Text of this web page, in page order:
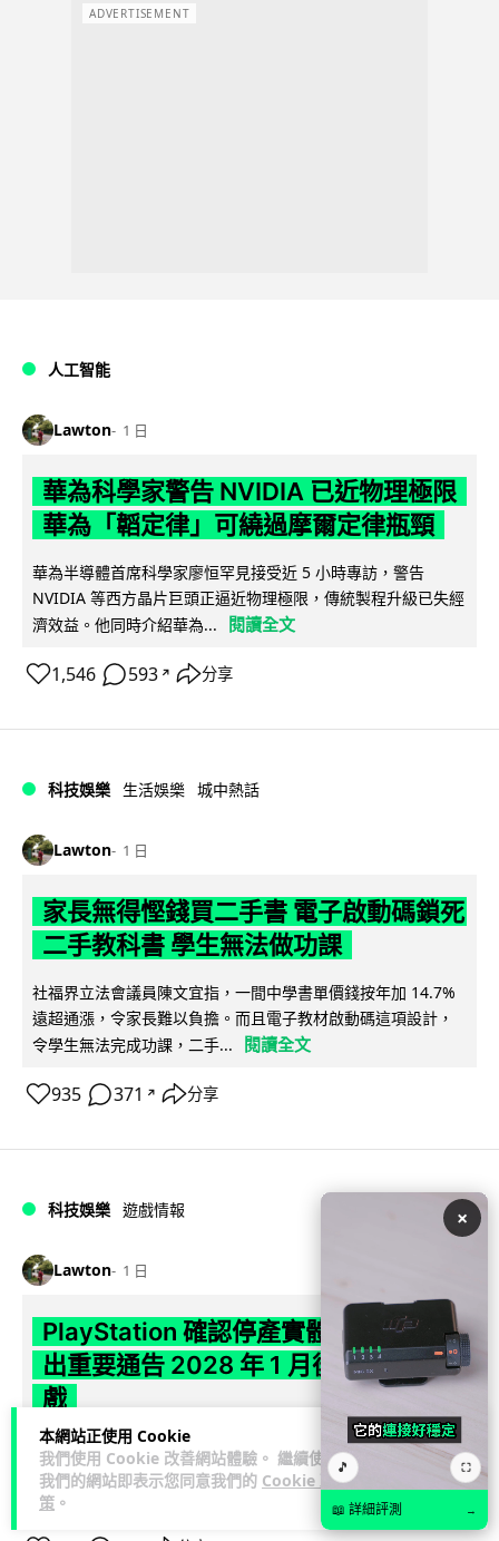
本網站正使用 Cookie
我們使用 Cookie 改善網站體驗。 繼續使用
我們的網站即表示您同意我們的 Cookie 政
策 。
ADVERTISEMENT
人工智能
Lawton 1 日
華為科學家警告 NVIDIA 已近物理極限
華為「韜定律」可繞過摩爾定律瓶頸
華為半導體首席科學家廖恒罕見接受近 5 小時專訪，警告
NVIDIA 等西方晶片巨頭正逼近物理極限，傳統製程升級已失經
濟效益。他同時介紹華為...
閱讀全文
1,546 593 ↗ 分享
科技娛樂 生活娛樂 城中熱話
Lawton 1 日
家長無得慳錢買二手書 電子啟動碼鎖死
二手教科書 學生無法做功課
社福界立法會議員陳文宜指，一間中學書單價錢按年加 14.7%
遠超通漲，令家長難以負擔。而且電子教材啟動碼這項設計，
令學生無法完成功課，二手...
閱讀全文
935 371 ↗ 分享
科技娛樂 遊戲情報
Lawton 1 日
PlayStation 確認停產實體光碟 包裝印
出重要通告 2028 年 1 月後不出光碟遊
戲
Sony 已在 PS5 主機包裝加貼提示貼紙，重申官方 7 月已公布
計劃：2028 年 1 月起停產新遊戲實體光碟。分析師預期 PS6
因此...
×
🎵 ⛶
📖 詳細評測 →